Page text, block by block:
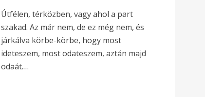
Útfélen, térközben, vagy ahol a part
szakad. Az már nem, de ez még nem, és
járkálva körbe-körbe, hogy most
ideteszem, most odateszem, aztán majd
odaát.…